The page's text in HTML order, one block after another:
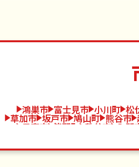
鴻巣市 富士見市 小川町 松
草加市 坂戸市 鳩山町 熊谷市
日高市 皆野町 秩父市 入間